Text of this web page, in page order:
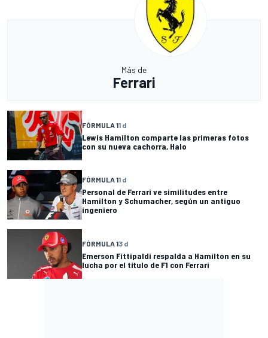
Más de
Ferrari
FÓRMULA 11 d
Lewis Hamilton comparte las primeras fotos
con su nueva cachorra, Halo
FÓRMULA 11 d
Personal de Ferrari ve similitudes entre
Hamilton y Schumacher, según un antiguo
ingeniero
FÓRMULA 13 d
Emerson Fittipaldi respalda a Hamilton en su
lucha por el título de F1 con Ferrari